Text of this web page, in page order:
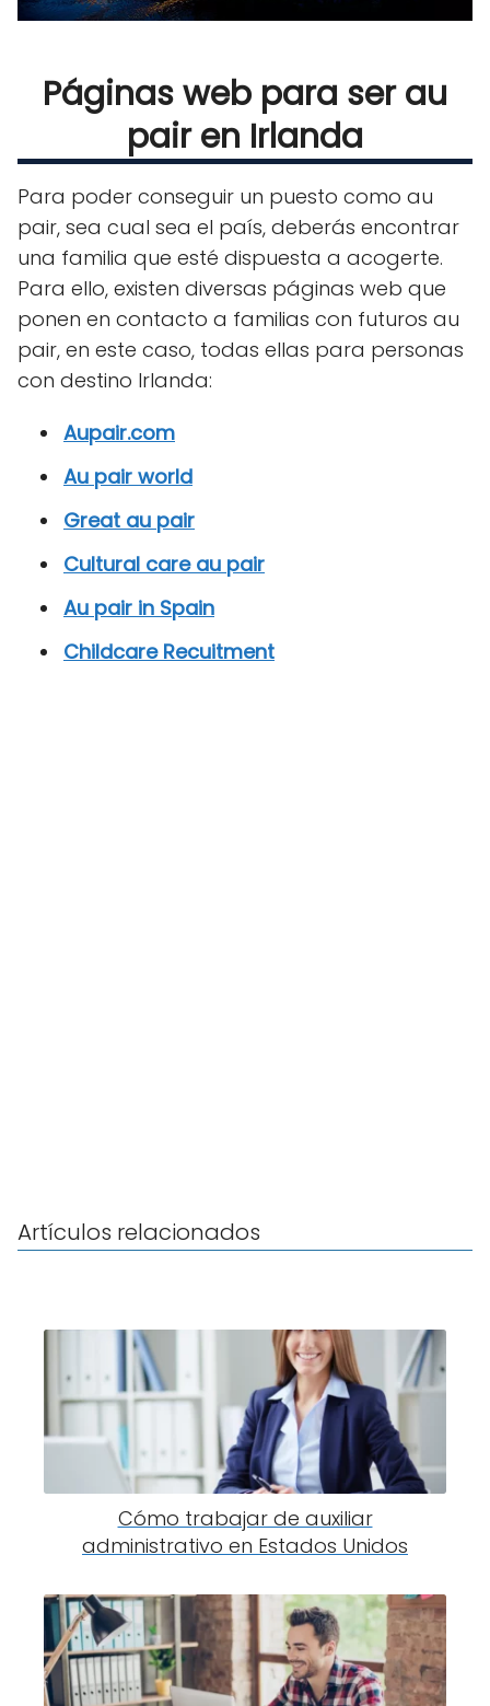
Páginas web para ser au
pair en Irlanda
Para poder conseguir un puesto como au
pair, sea cual sea el país, deberás encontrar
una familia que esté dispuesta a acogerte.
Para ello, existen diversas páginas web que
ponen en contacto a familias con futuros au
pair, en este caso, todas ellas para personas
con destino Irlanda:
Aupair.com
Au pair world
Great au pair
Cultural care au pair
Au pair in Spain
Childcare Recuitment
Artículos relacionados
Cómo trabajar de auxiliar
administrativo en Estados Unidos